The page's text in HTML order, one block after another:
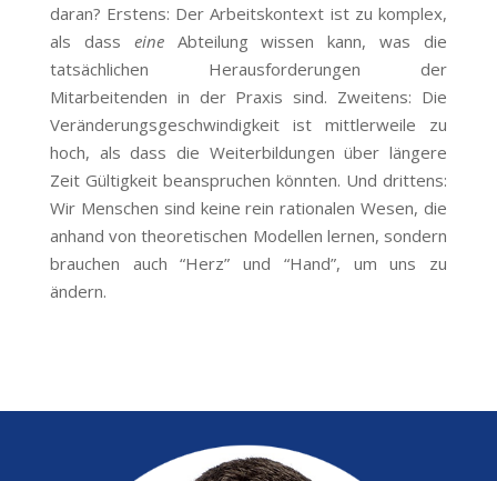
daran? Erstens: Der Arbeitskontext ist zu komplex,
als dass eineAbteilung wissen kann, was die
tatsächlichen Herausforderungen der
Mitarbeitenden in der Praxis sind. Zweitens: Die
Veränderungsgeschwindigkeit ist mittlerweile zu
hoch, als dass die Weiterbildungen über längere
Zeit Gültigkeit beanspruchen könnten. Und drittens:
Wir Menschen sind keine rein rationalen Wesen, die
anhand von theoretischen Modellen lernen, sondern
brauchen auch “Herz” und “Hand”, um uns zu
ändern.